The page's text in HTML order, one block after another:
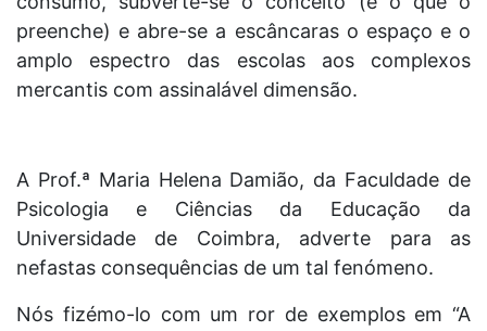
preenche) e abre-se a escâncaras o espaço e o
amplo espectro das escolas aos complexos
mercantis com assinalável dimensão.
A Prof.ª Maria Helena Damião, da Faculdade de
Psicologia e Ciências da Educação da
Universidade de Coimbra, adverte para as
nefastas consequências de um tal fenómeno.
Nós fizémo-lo com um ror de exemplos em “A